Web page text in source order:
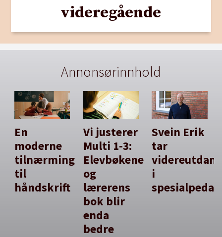
videregående
Annonsørinnhold
En
moderne
tilnærming
til
håndskrift
Vi justerer
Multi 1-3:
Elevbøkene
og
lærerens
bok blir
enda
bedre
Svein Erik
tar
i